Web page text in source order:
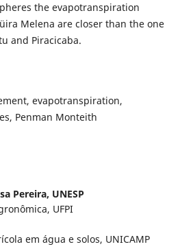
the evapotranspiration
Melena are closer than the one
and Piracicaba.
evapotranspiration,
Penman Monteith
Pereira, UNESP
UFPI
em água e solos, UNICAMP